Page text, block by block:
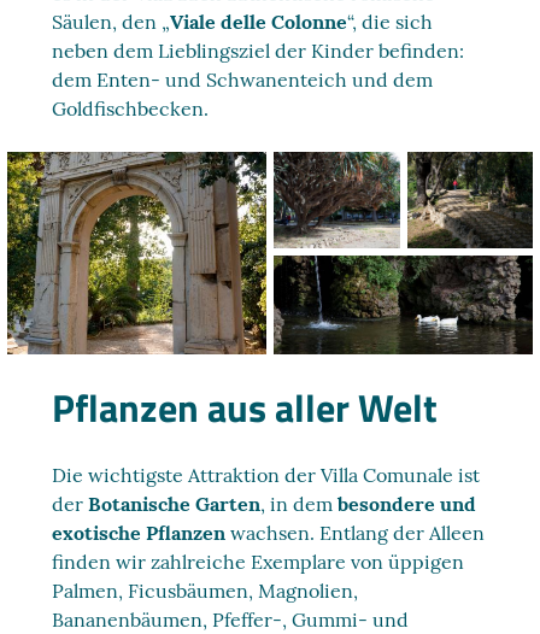
Säulen, den „Viale delle Colonne“, die sich
neben dem Lieblingsziel der Kinder befinden:
dem Enten- und Schwanenteich und dem
Goldfischbecken.
Pflanzen aus aller Welt
Die wichtigste Attraktion der Villa Comunale ist
derBotanische Garten, in dem besondere und
exotische Pflanzen wachsen. Entlang der Alleen
finden wir zahlreiche Exemplare von üppigen
Palmen, Ficusbäumen, Magnolien,
Bananenbäumen, Pfeffer-, Gummi- und